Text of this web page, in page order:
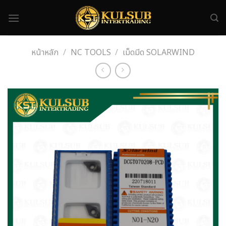
หน้าหลัก / NC TOOLS / เม็ดมีด SOLARWIND